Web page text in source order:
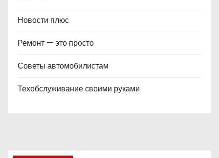
Новости плюс
Ремонт — это просто
Советы автомобилистам
Техобслуживание своими руками